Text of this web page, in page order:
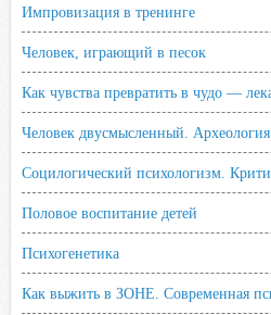
Импровизация в тренинге
Человек, играющий в песок
Как чувства превратить в чудо —
Человек двусмысленный.
Социлогический психологизм.
Половое воспитание детей
Психогенетика
Как выжить в ЗОНЕ. Современная